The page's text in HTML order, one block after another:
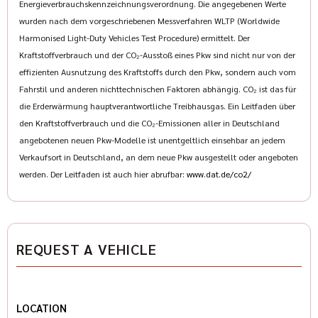
TÜV 825.-€
Gurtstrebe (Pulverbeschichtet) inkl. Schroth 4 Punkt Gurten
Preis Montage 3.999.-€
Tieferlegungsfedern KW (Funktion mit Lift & Magnetic)
Teilepreis 1.149.-€ / Preis Montage & TÜV 2.050.-€
Gewindfahrwerk KWV3 (Funktion mit Lift & Magnetic) Teilepreis
3.988.-€ / Preis Montage & TÜV 5.492.-€
Gewindefahrwerk KWV5 (Funktion mit Lift & Magnetic)
Teilepreis 8.758.-€ / Preis Montage & TÜV 10.252.-€
Gewindefahrwerk KWV5 Clubsport (Funktion nur ohne Lift &
Magnetic) Teilepreis 10.997.-€ / Preis Montage & TÜV 12.267.-
€
OZ Komplettradsatz 19"/20" (Reifen VA 245/35R19-HA
305/30R20) Preis inkl. Montage & TÜV 4.990.-€
Energieverbrauchskennzeichnungsverordnung. Die angegebenen Werte
wurden nach dem vorgeschriebenen Messverfahren WLTP (Worldwide
Harmonised Light-Duty Vehicles Test Procedure) ermittelt. Der
Kraftstoffverbrauch und der CO₂-Ausstoß eines Pkw sind nicht nur von der
effizienten Ausnutzung des Kraftstoffs durch den Pkw, sondern auch vom
Fahrstil und anderen nichttechnischen Faktoren abhängig. CO₂ ist das für
die Erderwärmung hauptverantwortliche Treibhausgas. Ein Leitfaden über
den Kraftstoffverbrauch und die CO₂-Emissionen aller in Deutschland
angebotenen neuen Pkw-Modelle ist unentgeltlich einsehbar an jedem
Verkaufsort in Deutschland, an dem neue Pkw ausgestellt oder angeboten
werden. Der Leitfaden ist auch hier abrufbar: www.dat.de/co2/
REQUEST A VEHICLE
LOCATION